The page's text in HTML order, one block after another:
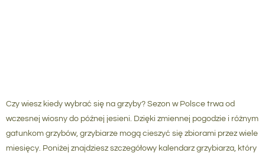
Czy wiesz kiedy wybrać się na grzyby? Sezon w Polsce trwa od
wczesnej wiosny do późnej jesieni. Dzięki zmiennej pogodzie i różnym
gatunkom grzybów, grzybiarze mogą cieszyć się zbiorami przez wiele
miesięcy. Poniżej znajdziesz szczegółowy kalendarz grzybiarza, który